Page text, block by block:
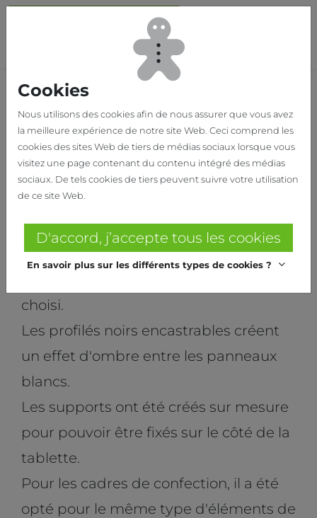
Home Nos réalisations TIFFANYS
TIFFANYS
Magasin de mode Tiffanys à
Sint-Martens-Latem
Pour l’aménagement de Tiffanys à
Sint-Martens-Latem, le système
choisi.
Les profilés noirs encastrables créent
un effet d'ombre entre les panneaux
blancs.
Les supports ont été créés sur mesure
pour pouvoir être fixés sur le côté de la
tablette.
Pour les cadres de confection, il a été
opté pour le même type d'éléments de
Cookies
Nous utilisons des cookies afin de nous assurer que vous avez
la meilleure expérience de notre site Web. Ceci comprend les
cookies des sites Web de tiers de médias sociaux lorsque vous
visitez une page contenant du contenu intégré des médias
sociaux. De tels cookies de tiers peuvent suivre votre utilisation
de ce site Web.
D'accord, j’accepte tous les cookies
En savoir plus sur les différents types de cookies ?